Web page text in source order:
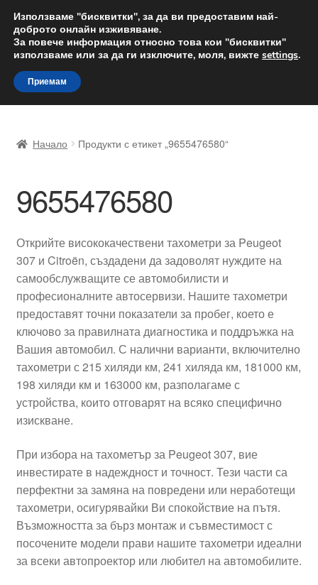
ДОСТАВКА от 12 лв.
Доставка по целия свят
Skip
to
navigation
Skip
to
content
Доставка по целия свят
Жалби
Количка
Контакт
Моята сметка
Плащанията
Политика за поверителност
Правила и условия
Процедура за рекламации
Разгледайте
Транспорт
Начало Продукти с етикет „9655476580“
9655476580
Открийте висококачествени тахометри за Peugeot
307 и Citroën, създадени да задоволят нуждите на
самообслужващите се автомобилисти и
професионалните автосервизи. Нашите тахометри
предоставят точни показатели за пробег, което е
ключово за правилната диагностика и поддръжка на
Вашия автомобил. С налични варианти, включително
тахометри с 215 хиляди км, 241 хиляда км, 181000 км,
198 хиляди км и 163000 км, разполагаме с
устройства, които отговарят на всяко специфично
изискване.
При избора на тахометър за Peugeot 307, вие
инвестирате в надеждност и точност. Тези части са
перфектни за замяна на повредени или неработещи
тахометри, осигурявайки Ви спокойствие на пътя.
Възможността за бърз монтаж и съвместимост с
посочените модели прави нашите тахометри идеални
за всеки автопроектор или любител на автомобилите.
Използваме "бисквитки", за да ви предоставим най-
доброто онлайн изживяване.
За повече информация относно това кои "бисквитки"
използваме или за да ги изключите, моля, вижте settings.
Приемам